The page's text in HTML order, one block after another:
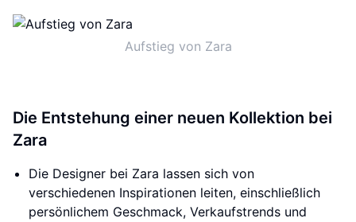
Aufstieg von Zara
Die Entstehung einer neuen Kollektion bei
Zara
Die Designer bei Zara lassen sich von
verschiedenen Inspirationen leiten, einschließlich
persönlichem Geschmack, Verkaufstrends und